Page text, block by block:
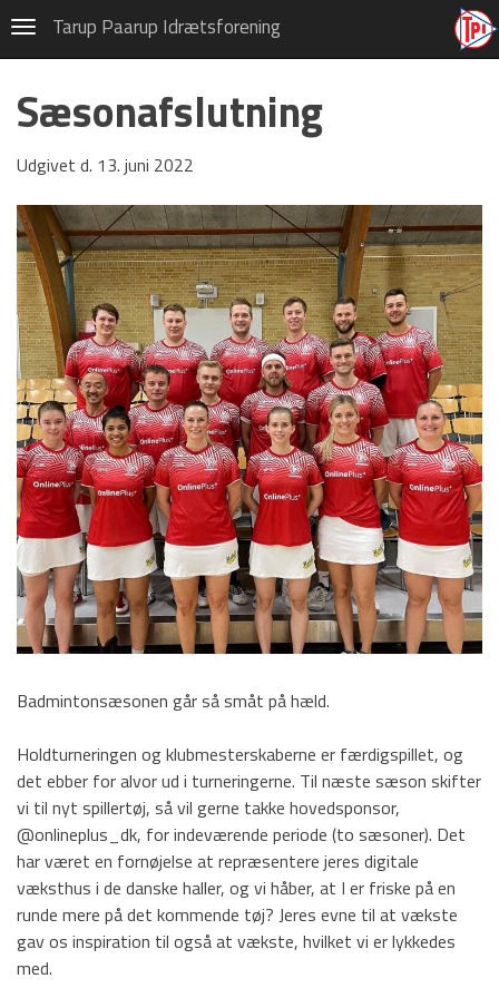
NavigationTarup Paarup Idrætsforening
Badminton
Om TPI Badminton
Privatlivspolitik (GDPR)
Vedtægter
HOVEDMENU
Hovedafdeling
Badminton
Fodbold
Gymnastik
Håndbold
Motion/Løb
Old boys
Tennis og Padel
Kontakt
Sæsonafslutning
Udgivet d. 13. juni 2022
Badmintonsæsonen går så småt på hæld.
Holdturneringen og klubmesterskaberne er færdigspillet, og
det ebber for alvor ud i turneringerne. Til næste sæson skifter
vi til nyt spillertøj, så vil gerne takke hovedsponsor,
@onlineplus_dk, for indeværende periode (to sæsoner). Det
har været en fornøjelse at repræsentere jeres digitale
væksthus i de danske haller, og vi håber, at I er friske på en
runde mere på det kommende tøj? Jeres evne til at vækste
gav os inspiration til også at vækste, hvilket vi er lykkedes
med.